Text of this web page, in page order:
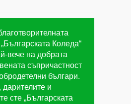
на
г.
Коледа“
вече на добрата
съпричастност
българи.
и
сте „Българската